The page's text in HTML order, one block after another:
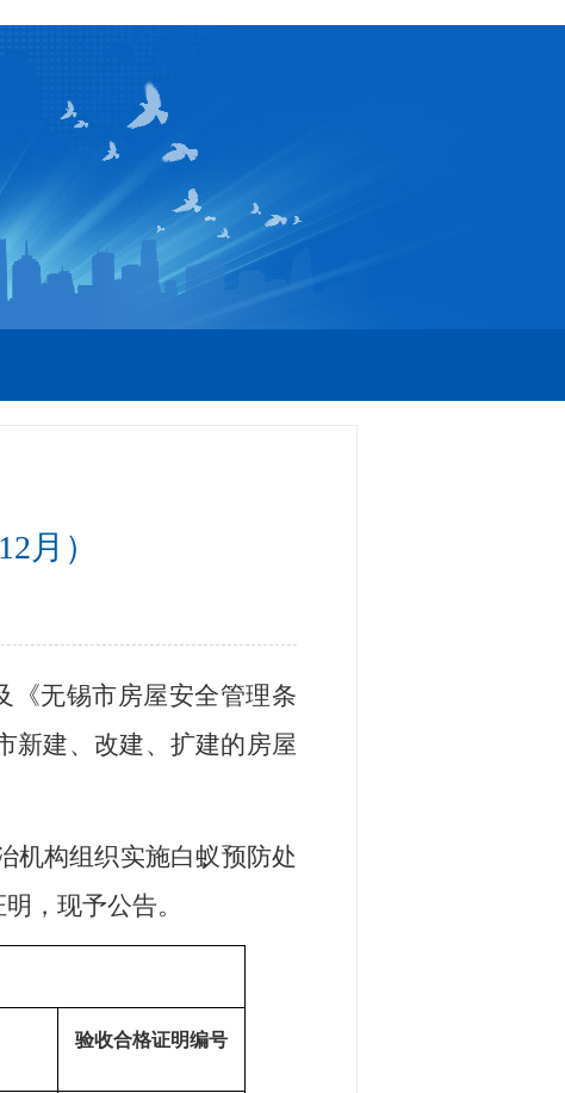
月）
《无锡市房屋安全管理条
新建、改建、扩建的房屋
机构组织实施白蚁预防处
，现予公告。
验收合格证明编号